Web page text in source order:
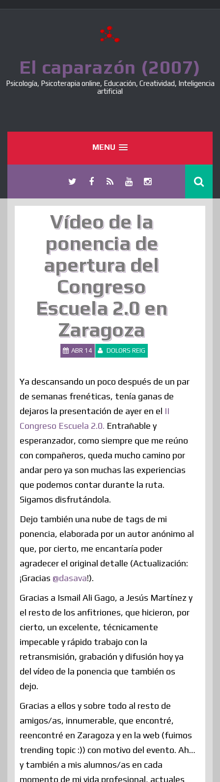
El caparazón (2007)
Psicología, Psicoterapia online, Educación, Creatividad, Inteligencia
artificial
MENU
Vídeo de la
ponencia de
apertura del
Congreso
Escuela 2.0 en
Zaragoza
ABR 14 DOLORS REIG
Ya descansando un poco después de un par
de semanas frenéticas, tenía ganas de
dejaros la presentación de ayer en el II
Congreso Escuela 2.0. Entrañable y
esperanzador, como siempre que me reúno
con compañeros, queda mucho camino por
andar pero ya son muchas las experiencias
que podemos contar durante la ruta.
Sigamos disfrutándola.
Dejo también una nube de tags de mi
ponencia, elaborada por un autor anónimo al
que, por cierto, me encantaría poder
agradecer el original detalle (Actualización:
¡Gracias @dasava!).
Gracias a Ismail Ali Gago, a Jesús Martínez y
el resto de los anfitriones, que hicieron, por
cierto, un excelente, técnicamente
impecable y rápido trabajo con la
retransmisión, grabación y difusión hoy ya
del vídeo de la ponencia que también os
dejo.
Gracias a ellos y sobre todo al resto de
amigos/as, innumerable, que encontré,
reencontré en Zaragoza y en la web (fuimos
trending topic :)) con motivo del evento. Ah…
y también a mis alumnos/as en cada
momento de mi vida profesional, actuales